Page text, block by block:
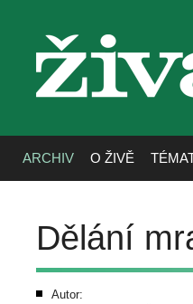
živa
ARCHIV O ŽIVĚ
Dělání
Autor: